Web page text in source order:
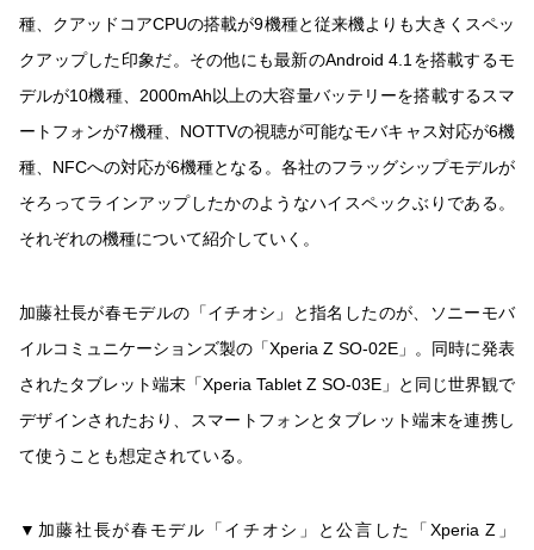
種、クアッドコアCPUの搭載が9機種と従来機よりも大きくスペッ
クアップした印象だ。その他にも最新のAndroid 4.1を搭載するモ
デルが10機種、2000mAh以上の大容量バッテリーを搭載するスマ
ートフォンが7機種、NOTTVの視聴が可能なモバキャス対応が6機
種、NFCへの対応が6機種となる。各社のフラッグシップモデルが
そろってラインアップしたかのようなハイスペックぶりである。
それぞれの機種について紹介していく。
加藤社長が春モデルの「イチオシ」と指名したのが、ソニーモバ
イルコミュニケーションズ製の「Xperia Z SO-02E」。同時に発表
されたタブレット端末「Xperia Tablet Z SO-03E」と同じ世界観で
デザインされたおり、スマートフォンとタブレット端末を連携し
て使うことも想定されている。
▼加藤社長が春モデル「イチオシ」と公言した「Xperia Z」